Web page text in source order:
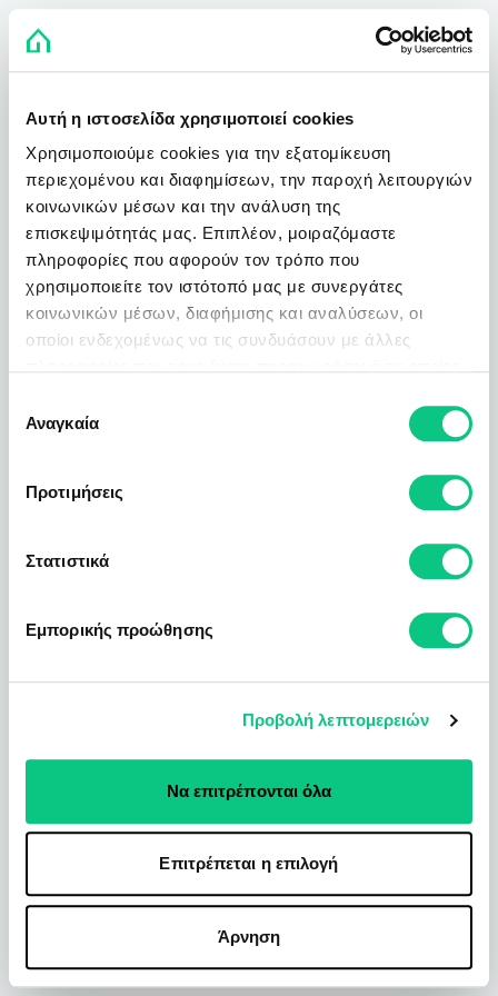
Αυτή η ιστοσελίδα χρησιμοποιεί cookies
Χρησιμοποιούμε cookies για την εξατομίκευση
περιεχομένου και διαφημίσεων, την παροχή λειτουργιών
κοινωνικών μέσων και την ανάλυση της
επισκεψιμότητάς μας. Επιπλέον, μοιραζόμαστε
πληροφορίες που αφορούν τον τρόπο που
χρησιμοποιείτε τον ιστότοπό μας με συνεργάτες
κοινωνικών μέσων, διαφήμισης και αναλύσεων, οι
οποίοι ενδεχομένως να τις συνδυάσουν με άλλες
των υπηρεσιών τους.
συγκατάθεσης
Αναγκαία
Προτιμήσεις
Στατιστικά
Εμπορικής προώθησης
Προβολή λεπτομερειών
Να επιτρέπονται όλα
Επιτρέπεται η επιλογή
Άρνηση